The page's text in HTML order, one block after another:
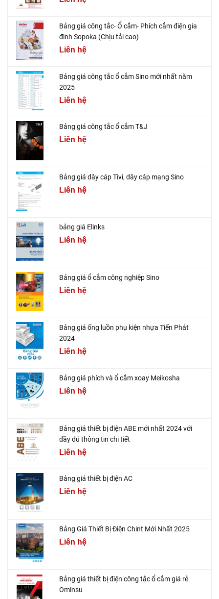
Bảng giá công tắc- Ổ cắm- Phích cắm điện gia
đình Sopoka (Chịu tải cao)
Liên hệ
Bảng giá công tắc ổ cắm Sino mới nhất năm
2025
Liên hệ
Bảng giá công tắc ổ cắm T&J
Liên hệ
Bảng giá dây cáp Tivi, dây cáp mạng Sino
Liên hệ
bảng giá Elinks
Liên hệ
Bảng giá ổ cắm công nghiệp Sino
Liên hệ
Bảng giá ống luồn phụ kiện nhựa Tiến Phát
2024
Liên hệ
Bảng giá phích và ổ cắm xoay Meikosha
Liên hệ
Bảng giá thiết bị điện ABE mới nhất 2024 với
đầy đủ thông tin chi tiết
Liên hệ
Bảng giá thiết bị điện AC
Liên hệ
Bảng Giá Thiết Bị Điện Chint Mới Nhất 2025
Liên hệ
Bảng giá thiết bị điện công tắc ổ cắm giá rẻ
Ominsu